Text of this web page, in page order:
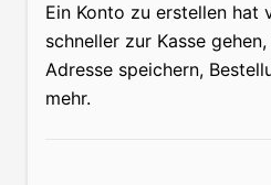
Ein Konto zu erstellen hat
schneller zur Kasse
Adresse speichern,
mehr.